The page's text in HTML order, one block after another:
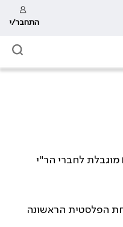
התחבר/י
מוגבלת לחברי הר"י
הפלסטית הראשונה